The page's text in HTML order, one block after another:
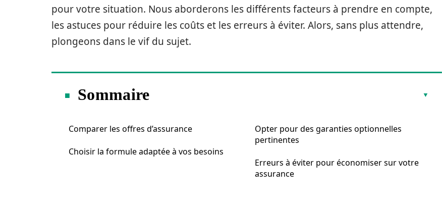
pour votre situation. Nous aborderons les différents facteurs à prendre en compte,
les astuces pour réduire les coûts et les erreurs à éviter. Alors, sans plus attendre,
plongeons dans le vif du sujet.
Sommaire
Comparer les offres d’assurance
Choisir la formule adaptée à vos besoins
Opter pour des garanties optionnelles
pertinentes
Erreurs à éviter pour économiser sur votre
assurance